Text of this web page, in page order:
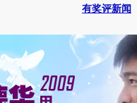
有奖评新闻